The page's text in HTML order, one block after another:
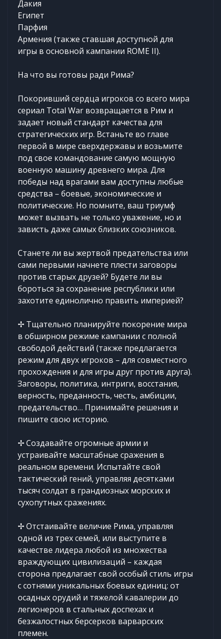
Дакия
Египет
Парфия
Армения (также ставшая доступной для
игры в основной кампании ROME II).
На что вы готовы ради Рима?
Покоривший сердца игроков со всего мира
сериал Total War возвращается в Рим и
задает новый стандарт качества для
стратегических игр. Встаньте во главе
первой в мире сверхдержавы и возьмите
под свое командование самую мощную
военную машину древнего мира. Для
победы над врагами вам доступны любые
средства – боевые, экономические и
политические. Но помните, ваш триумф
может вызвать не только уважение, но и
зависть даже самых близких союзников.
Станете ли вы жертвой предательства или
сами первыми начнете плести заговоры
против старых друзей? Будете ли вы
бороться за сохранение республики или
захотите единолично править империей?
✢ Тщательно планируйте покорение мира
в обширном режиме кампании с полной
свободой действий (также предлагается
режим для двух игроков – для совместного
прохождения и для игры друг против друга).
Заговоры, политика, интриги, восстания,
верность, преданность, честь, амбиции,
предательство… Принимайте решения и
пишите свою историю.
✢ Создавайте огромные армии и
устраивайте масштабные сражения в
реальном времени. Испытайте свой
тактический гений, управляя десятками
тысяч солдат в грандиозных морских и
сухопутных сражениях.
✢ Отстаивайте величие Рима, управляя
одной из трех семей, или выступите в
качестве лидера любой из множества
враждующих цивилизаций – каждая
сторона предлагает свой особый стиль игры
с сотнями уникальных боевых единиц: от
осадных орудий и тяжелой кавалерии до
легионеров в стальных доспехах и
безжалостных берсерков варварских
племен.